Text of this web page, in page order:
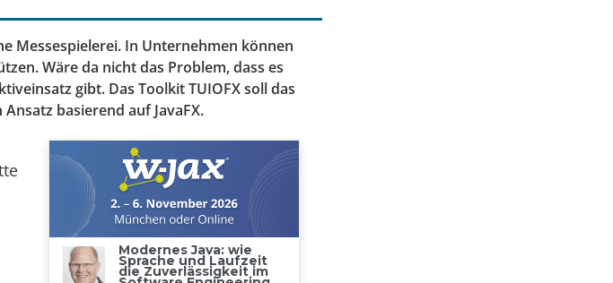
Messespielerei. In Unternehmen können
Wäre da nicht das Problem, dass es
gibt. Das Toolkit TUIOFX soll das
basierend auf JavaFX.